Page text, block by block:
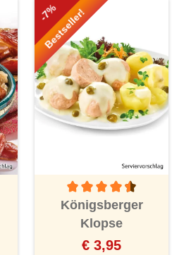
-7%
Bestseller!
Durchschnittliche
Königsberger
Klopse
€ 3,95